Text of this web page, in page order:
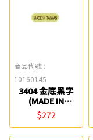
商品代號 :
10160145
3404 金底黑字
(MADE IN
TAIWAN)外銷標
籤(20000片) 鶴
屋
$272